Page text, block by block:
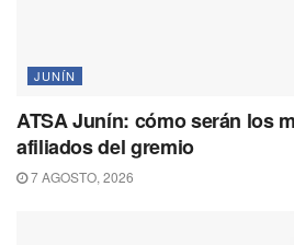
JUNÍN
ATSA Junín: cómo serán los
afiliados del gremio
7 AGOSTO, 2026